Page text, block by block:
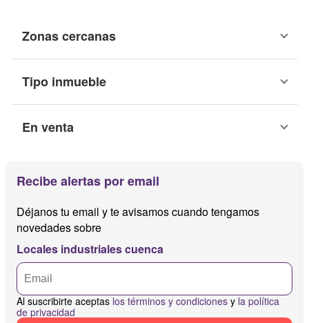
Zonas cercanas
Tipo inmueble
En venta
Recibe alertas por email
Déjanos tu email y te avisamos cuando tengamos
novedades sobre
Locales industriales cuenca
Al suscribirte aceptas los términos y condiciones y la política
de privacidad